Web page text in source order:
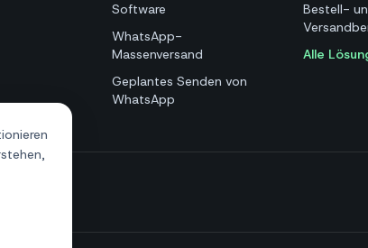
Software
WhatsApp-
Massenversand
Geplantes Senden von
WhatsApp
Bestell-
Alle